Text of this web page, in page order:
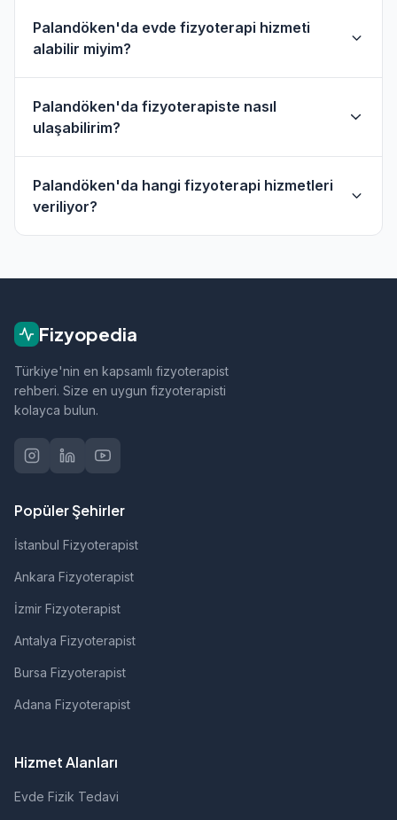
Palandöken'da evde fizyoterapi hizmeti
alabilir miyim?
hizmeti sunan fizyoterapistler bulunmaktadır.
Evde hizmet filtresini kullanarak bu
fizyoterapistleri bulabilirsiniz.
Palandöken'da fizyoterapiste nasıl
ulaşabilirim?
sayfasından telefon veya WhatsApp ile
doğrudan iletişime geçebilirsiniz.
Palandöken'da hangi fizyoterapi hizmetleri
veriliyor?
Fizyopedia
Türkiye'nin en kapsamlı fizyoterapist
rehberi. Size en uygun fizyoterapisti
kolayca bulun.
Popüler Şehirler
İstanbul Fizyoterapist
Ankara Fizyoterapist
İzmir Fizyoterapist
Antalya Fizyoterapist
Bursa Fizyoterapist
Adana Fizyoterapist
Hizmet Alanları
Evde Fizik Tedavi